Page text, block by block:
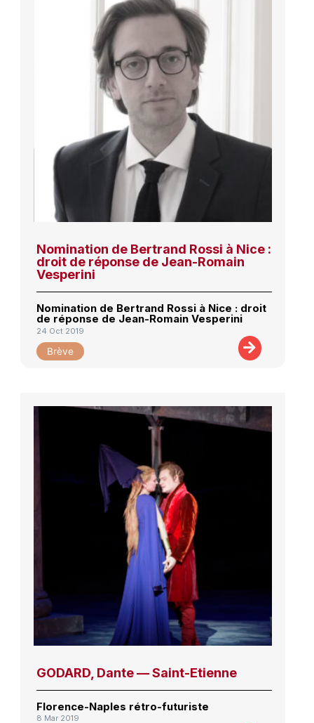
Nomination de Bertrand Rossi à Nice :
droit de réponse de Jean-Romain
Vesperini
Nomination de Bertrand Rossi à Nice : droit
de réponse de Jean-Romain Vesperini
24 Oct 2019
Brève
GODARD, Dante — Saint-Etienne
Florence-Naples rétro-futuriste
8 Mar 2019